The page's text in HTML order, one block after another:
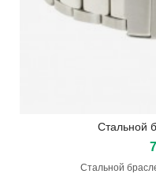
Стальной
Стальной